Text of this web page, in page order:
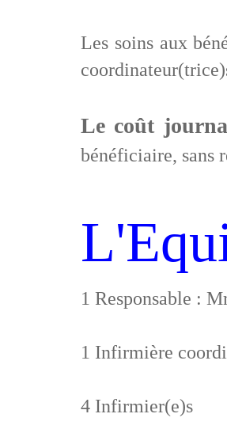
Les soins aux
Le coût
bénéficiaire, sans
1 Responsable :
1 Infirmière
4 Infirmier(e)s